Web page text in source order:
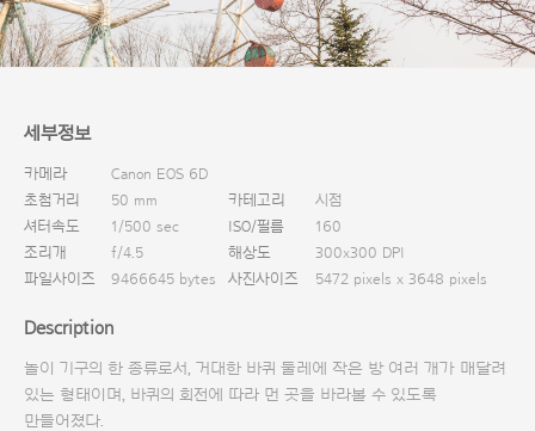
세부정보
카메라
Canon EOS 6D
초첨거리
50 mm 카테고리
시점
셔터속도
1/500 sec ISO/필름
160
조리개
f/4.5 해상도
300x300 DPI
파일사이즈
9466645 bytes 사진사이즈 5472 pixels x 3648 pixels
Description
놀이 기구의 한 종류로서, 거대한 바퀴 둘레에 작은 방 여러 개가 매달려
있는 형태이며, 바퀴의 회전에 따라 먼 곳을 바라볼 수 있도록
만들어졌다.